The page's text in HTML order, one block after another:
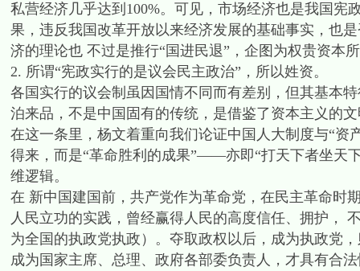
私营经济几乎达到100%。可见，市场经济也是我国
果，违反我国改革开放以来经济发展的基础事实，也
济的理论也 不过是推行“国进民退”，企图为权贵资本
2. 所谓“宪政实行的是议会民主政治”，所以姓资。
各国实行的议会制虽因国情不同而有差别，但其基本
泊来品，不是中国固有的传统，是借鉴了资本主义的
在这一条里，杨文着重向我们论证中国人大制度与“
得来，而是“革命胜利的成果”——亦即“打天下者坐天
维逻辑。
在 新中国建国前，共产党作为革命党，在民主革命时
人民立功的实践，曾经赢得人民的高度信任、拥护，
为全国的执政党执政）。夺取政权以后，成为执政党
成为国家主席、总理、政府各部委负责人，才具有合